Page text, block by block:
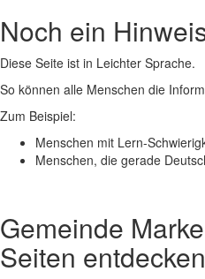
Noch ein
Diese Seite ist in Leichter Sprache.
So können alle Menschen die
Zum Beispiel:
Menschen mit Lern-
Menschen, die gerade
Gemeinde
Seiten entdecken